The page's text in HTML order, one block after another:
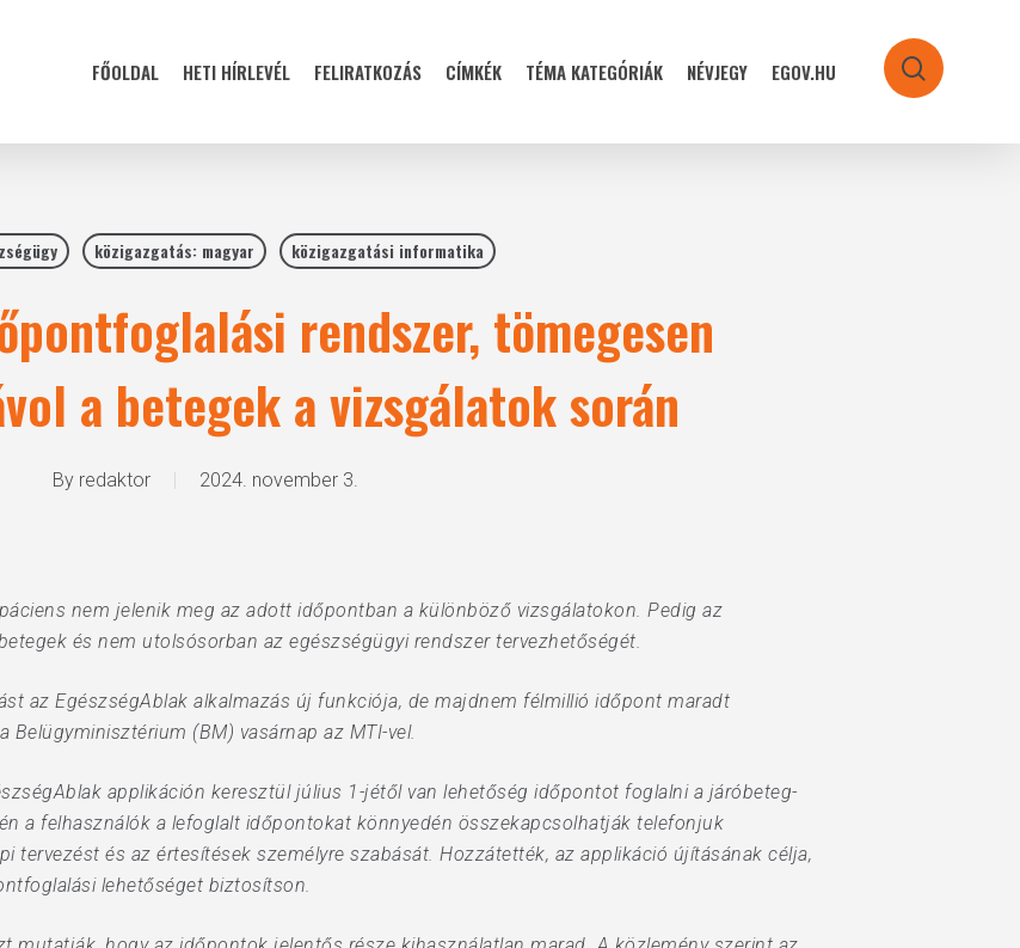
FŐOLDAL HETI HÍRLEVÉL FELIRATKOZÁS CÍMKÉK TÉMA KATEGÓRIÁK NÉVJEGY EGOV.HU search
közigazgatás: magyar közigazgatási informatika
rendszer, tömegesen
a betegek a vizsgálatok során
By redaktor 2024. november 3.
nem jelenik meg az adott időpontban a különböző vizsgálatokon. Pedig az
és nem utolsósorban az egészségügyi rendszer tervezhetőségét.
az EgészségAblak alkalmazás új funkciója, de majdnem félmillió időpont maradt
(BM) vasárnap az MTI-vel.
applikáción keresztül július 1-jétől van lehetőség időpontot foglalni a járóbeteg-
a felhasználók a lefoglalt időpontokat könnyedén összekapcsolhatják telefonjuk
tervezést és az értesítések személyre szabását. Hozzátették, az applikáció újításának célja,
lehetőséget biztosítson.